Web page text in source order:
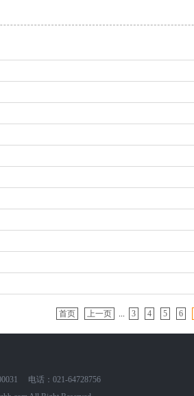
首页 上一页 ... 3 4 5 6
电话：021-64728756